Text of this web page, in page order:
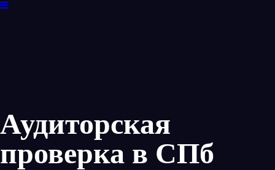
Аудиторская
проверка в СПб